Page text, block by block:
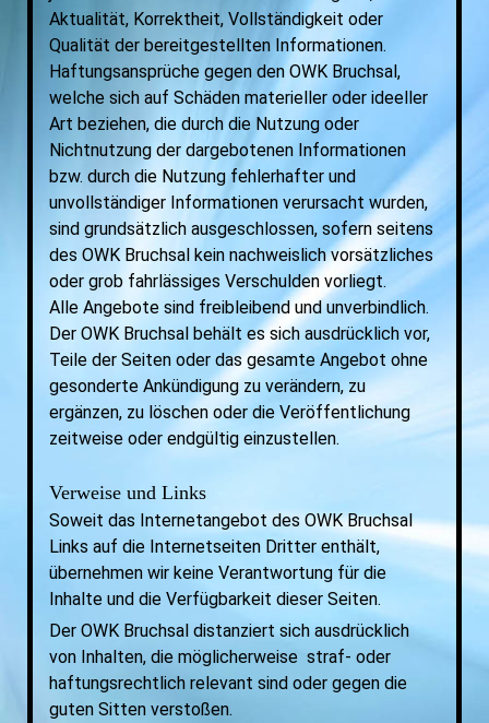
Aktualität, Korrektheit, Vollständigkeit oder
Qualität der bereitgestellten Informationen.
Haftungsansprüche gegen den OWK Bruchsal,
welche sich auf Schäden materieller oder ideeller
Art beziehen, die durch die Nutzung oder
Nichtnutzung der dargebotenen Informationen
bzw. durch die Nutzung fehlerhafter und
unvollständiger Informationen verursacht wurden,
sind grundsätzlich ausgeschlossen, sofern seitens
des OWK Bruchsal kein nachweislich vorsätzliches
oder grob fahrlässiges Verschulden vorliegt.
Alle Angebote sind freibleibend und unverbindlich.
Der OWK Bruchsal behält es sich ausdrücklich vor,
Teile der Seiten oder das gesamte Angebot ohne
gesonderte Ankündigung zu verändern, zu
ergänzen, zu löschen oder die Veröffentlichung
zeitweise oder endgültig einzustellen.
Verweise und Links
Soweit das Internetangebot des OWK Bruchsal
Links auf die Internetseiten Dritter enthält,
übernehmen wir keine Verantwortung für die
Inhalte und die Verfügbarkeit dieser Seiten.
Der OWK Bruchsal distanziert sich ausdrücklich
von Inhalten, die möglicherweise straf- oder
haftungsrechtlich relevant sind oder gegen die
guten Sitten verstoßen.